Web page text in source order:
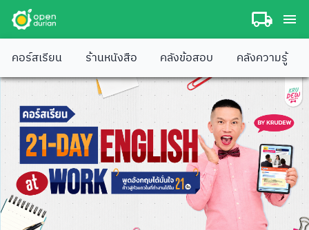
คอร์สเรียน ร้านหนังสือ คลังข้อสอบ คลังความรู้